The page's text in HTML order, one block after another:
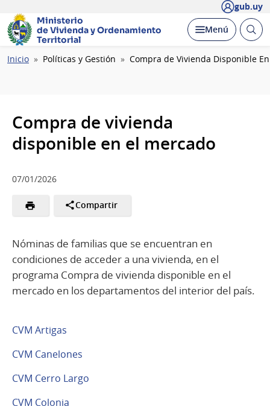
gub.uy
Ministerio
de Vivienda yOrdenamiento
Territorial
Desplegar
Menú Abrir
Ruta
Inicio Políticas y Gestión Compra de Vivienda Disponible
Compra de vivienda
disponible en el mercado
07/01/2026
Compartir
Nóminas de familias que se encuentran en
condiciones de acceder a una vivienda, en el
programa Compra de vivienda disponible en el
mercado en los departamentos del interior del país.
CVM Artigas
CVM Canelones
CVM Cerro Largo
CVM Colonia